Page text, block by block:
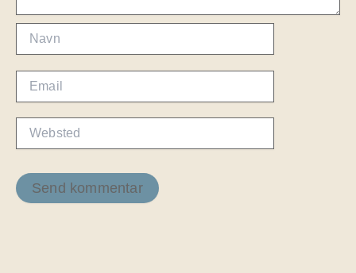
Navn
Websted